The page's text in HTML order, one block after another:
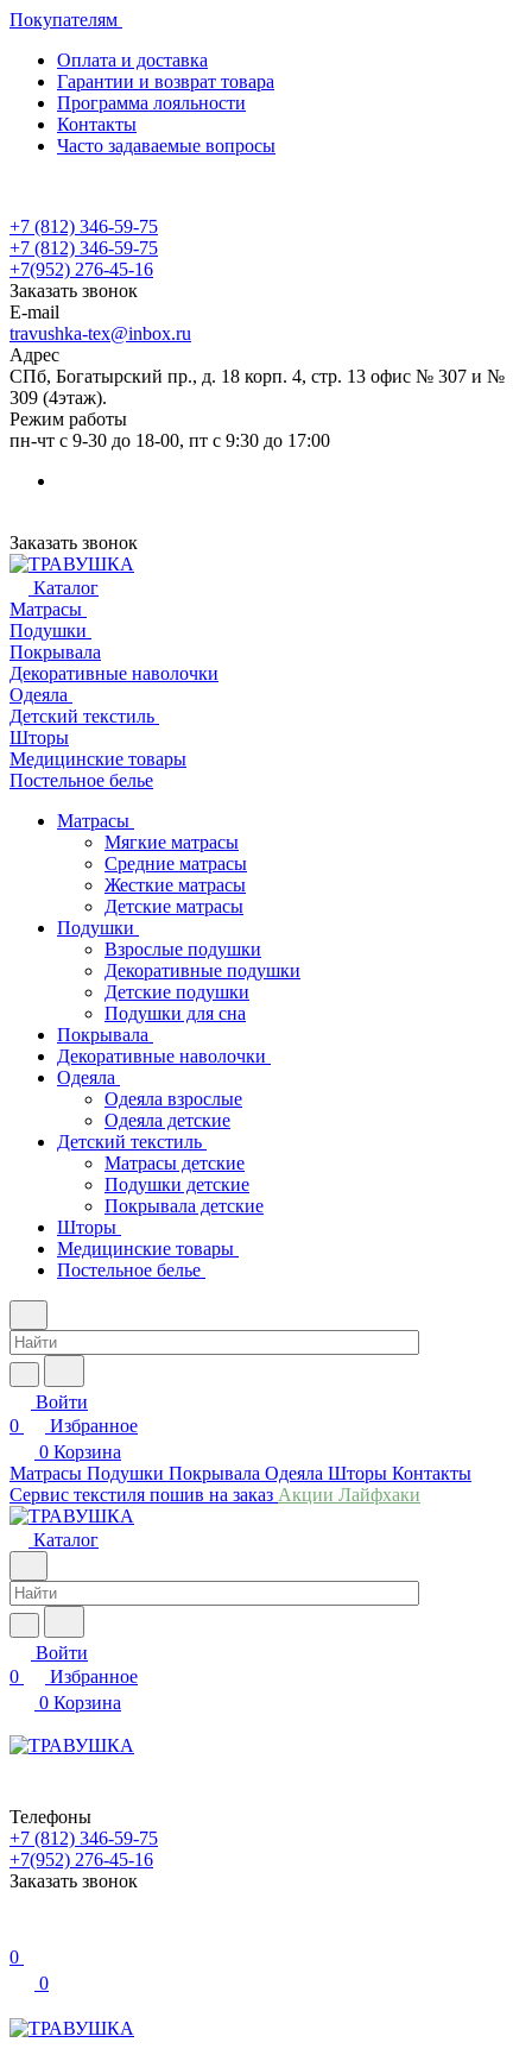
Покупателям
Оплата и доставка
Гарантии и возврат товара
Программа лояльности
Контакты
Часто задаваемые вопросы
+7 (812) 346-59-75
+7 (812) 346-59-75
+7(952) 276-45-16
Заказать звонок
E-mail
travushka-tex@inbox.ru
Адрес
СПб, Богатырский пр., д. 18 корп. 4, стр. 13 офис № 307 и №
309 (4этаж).
Режим работы
пн-чт с 9-30 до 18-00, пт с 9:30 до 17:00
Заказать звонок
Каталог
Матрасы
Подушки
Покрывала
Декоративные наволочки
Одеяла
Детский текстиль
Шторы
Медицинские товары
Постельное белье
Матрасы
Мягкие матрасы
Средние матрасы
Жесткие матрасы
Детские матрасы
Подушки
Взрослые подушки
Декоративные подушки
Детские подушки
Подушки для сна
Покрывала
Декоративные наволочки
Одеяла
Одеяла взрослые
Одеяла детские
Детский текстиль
Матрасы детские
Подушки детские
Покрывала детские
Шторы
Медицинские товары
Постельное белье
Войти
0
Избранное
0 Корзина
Матрасы Подушки Покрывала Одеяла Шторы Контакты
Сервис текстиля пошив на заказ Акции Лайфхаки
Каталог
Войти
0
Избранное
0 Корзина
Телефоны
+7 (812) 346-59-75
+7(952) 276-45-16
Заказать звонок
0
0